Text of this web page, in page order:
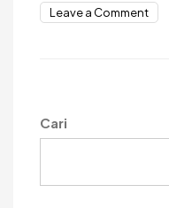
Leave a Commenton
Cari